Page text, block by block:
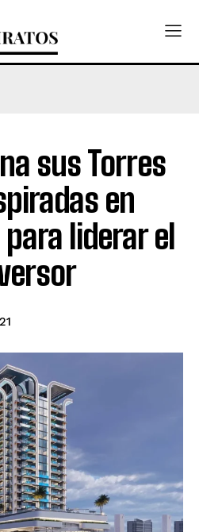
sus Torres
en
liderar el